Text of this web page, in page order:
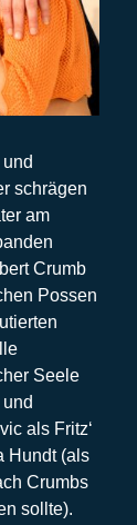
schrägen
am
Crumb
Possen
Seele
als Fritz‘
Hundt (als
Crumbs
sollte).